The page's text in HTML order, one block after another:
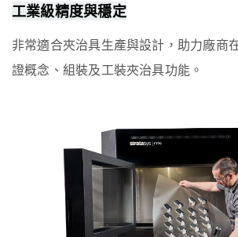
工業級精度與穩定
非常適合夾治具生產與設計，助力廠商
證概念、組裝及工裝夾治具功能。